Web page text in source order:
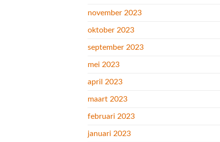
november 2023
oktober 2023
september 2023
mei 2023
april 2023
maart 2023
februari 2023
januari 2023